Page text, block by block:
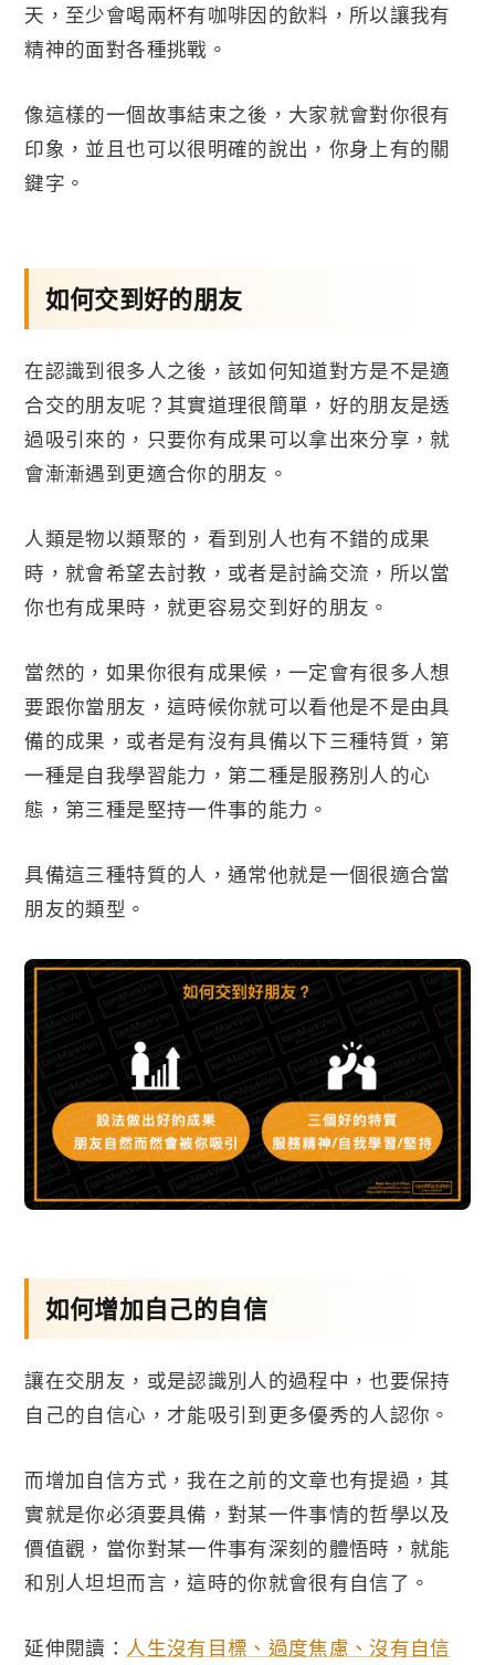
天，至少會喝兩杯有咖啡因的飲料，所以讓我有
精神的面對各種挑戰。
像這樣的一個故事結束之後，大家就會對你很有
印象，並且也可以很明確的說出，你身上有的關
鍵字。
如何交到好的朋友
在認識到很多人之後，該如何知道對方是不是適
合交的朋友呢？其實道理很簡單，好的朋友是透
過吸引來的，只要你有成果可以拿出來分享，就
會漸漸遇到更適合你的朋友。
人類是物以類聚的，看到別人也有不錯的成果
時，就會希望去討教，或者是討論交流，所以當
你也有成果時，就更容易交到好的朋友。
當然的，如果你很有成果候，一定會有很多人想
要跟你當朋友，這時候你就可以看他是不是由具
備的成果，或者是有沒有具備以下三種特質，第
一種是自我學習能力，第二種是服務別人的心
態，第三種是堅持一件事的能力。
具備這三種特質的人，通常他就是一個很適合當
朋友的類型。
如何增加自己的自信
讓在交朋友，或是認識別人的過程中，也要保持
自己的自信心，才能吸引到更多優秀的人認你。
而增加自信方式，我在之前的文章也有提過，其
實就是你必須要具備，對某一件事情的哲學以及
價值觀，當你對某一件事有深刻的體悟時，就能
和別人坦坦而言，這時的你就會很有自信了。
延伸閱讀： 人生沒有目標、過度焦慮、沒有自信